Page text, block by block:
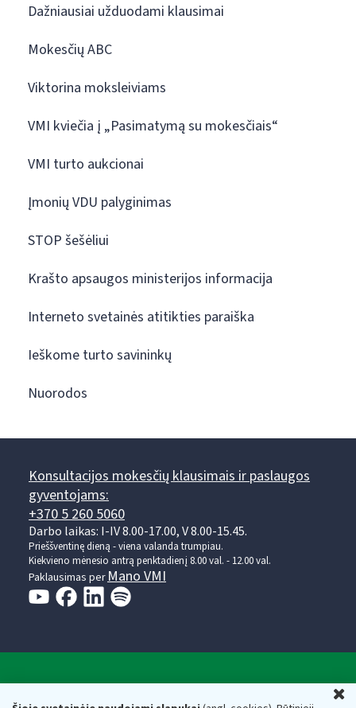
Dažniausiai užduodami klausimai
Mokesčių ABC
Viktorina moksleiviams
VMI kviečia į „Pasimatymą su mokesčiais“
VMI turto aukcionai
Įmonių VDU palyginimas
STOP šešėliui
Krašto apsaugos ministerijos informacija
Interneto svetainės atitikties paraiška
Ieškome turto savininkų
Nuorodos
Konsultacijos mokesčių klausimais ir paslaugos
gyventojams:
+370 5 260 5060
Darbo laikas: I-IV 8.00-17.00, V 8.00-15.45.
Prieššventinę dieną - viena valanda trumpiau.
Kiekvieno mėnesio antrą penktadienį 8.00 val. - 12.00 val.
Paklausimas per Mano VMI